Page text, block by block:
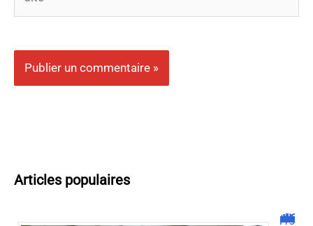
Articles populaires
Malgrim com : tout ce que vous devez savoir sur la plateforme !